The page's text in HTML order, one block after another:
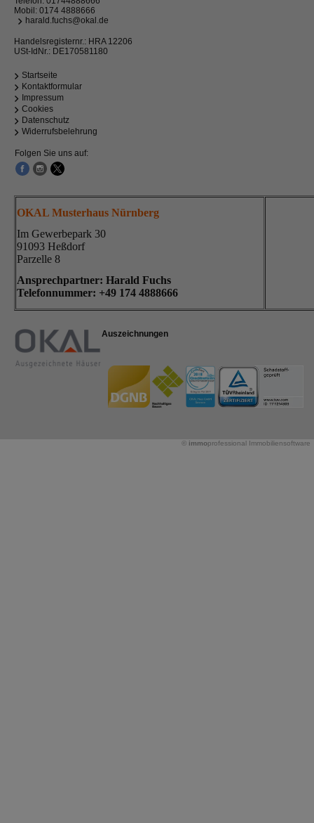
Mobil: 0174 4888666
harald.fuchs@okal.de
Handelsregisternr.: HRA 12206
USt-IdNr.: DE170581180
Startseite
Kontaktformular
Impressum
Cookies
Datenschutz
Widerrufsbelehrung
Folgen Sie uns auf:
OKAL Musterhaus Nürnberg
Im Gewerbepark 30
91093 Heßdorf
Parzelle 8
Ansprechpartner: Harald Fuchs
Telefonnummer: +49 174 4888666
Auszeichnungen
© immoprofessional Immobiliensoftware